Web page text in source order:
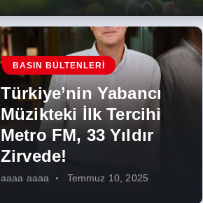
BASIN BÜLTENLERI
Türkiye’nin Yabancı
Müzikteki İlk Tercihi
Metro FM, 33 Yıldır
Zirvede!
aaaa aaaa Temmuz 10, 2025